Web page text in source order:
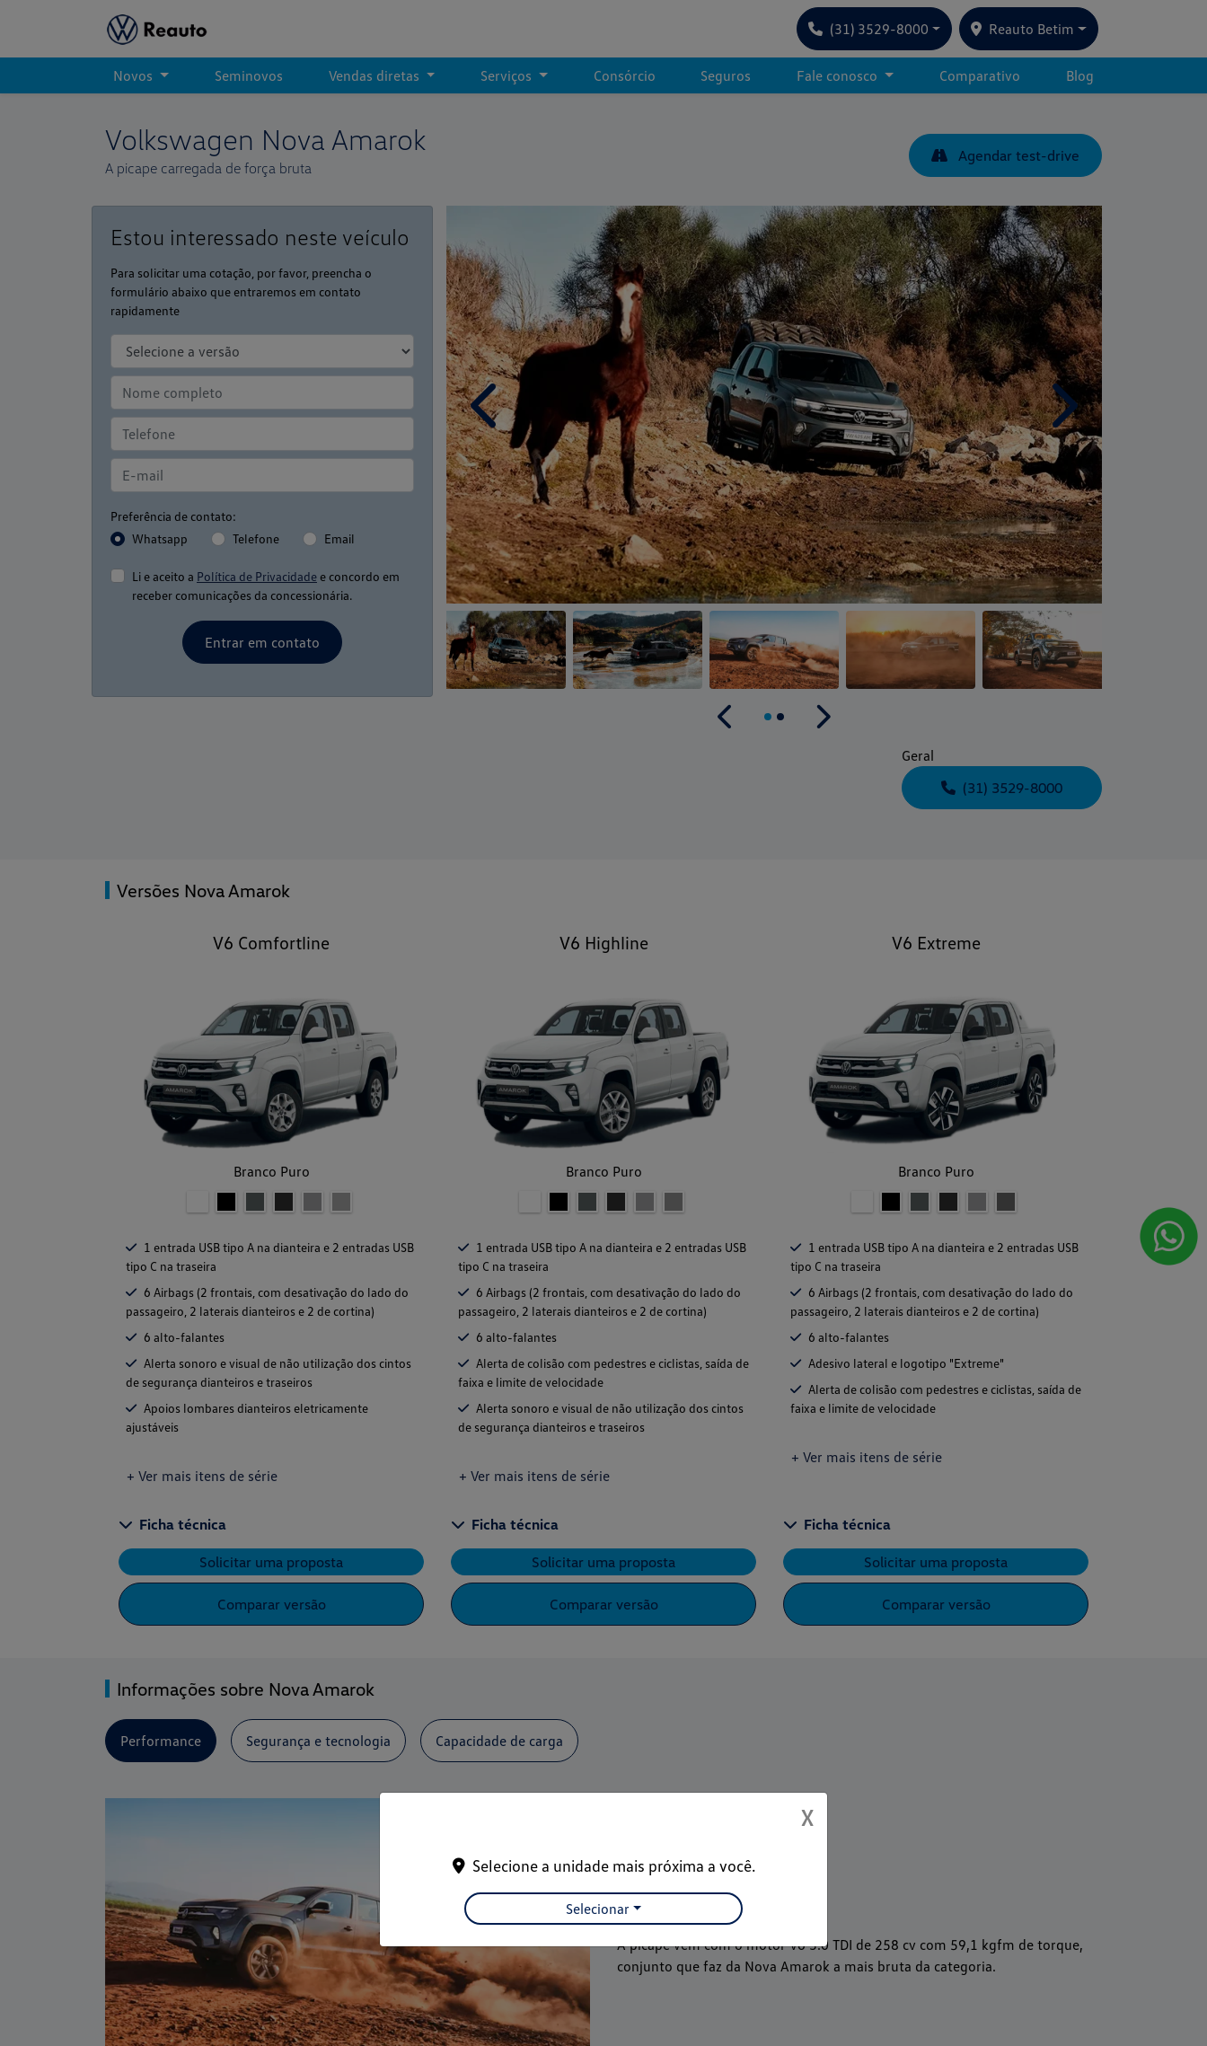
(31) 3529-8000 Reauto Betim
Novos Seminovos Vendas diretas Serviços Consórcio Seguros Fale conosco Comparativo Blog
Volkswagen Nova Amarok
A picape carregada de força bruta
Agendar test-drive
Estou interessado neste veículo
Para solicitar uma cotação, por favor, preencha o
formulário abaixo que entraremos em contato
rapidamente
Preferência de contato:
Whatsapp
Telefone Email
Li e aceito a Política de Privacidade e concordo em
receber comunicações da concessionária.
Entrar em contato
Anterior Próximo
Anterior
Próximo
Geral
(31) 3529-8000
Versões Nova Amarok
V6 Comfortline
Branco Puro
1 entrada USB tipo A na dianteira e 2 entradas USB
tipo C na traseira
6 Airbags (2 frontais, com desativação do lado do
passageiro, 2 laterais dianteiros e 2 de cortina)
6 alto-falantes
Alerta sonoro e visual de não utilização dos cintos
de segurança dianteiros e traseiros
Apoios lombares dianteiros eletricamente
ajustáveis
+ Ver mais itens de série
Ficha técnica
Solicitar uma proposta
Comparar versão
V6 Highline
Branco Puro
1 entrada USB tipo A na dianteira e 2 entradas USB
tipo C na traseira
6 Airbags (2 frontais, com desativação do lado do
passageiro, 2 laterais dianteiros e 2 de cortina)
6 alto-falantes
Alerta de colisão com pedestres e ciclistas, saída de
faixa e limite de velocidade
Alerta sonoro e visual de não utilização dos cintos
de segurança dianteiros e traseiros
+ Ver mais itens de série
Ficha técnica
Solicitar uma proposta
Comparar versão
V6 Extreme
Branco Puro
1 entrada USB tipo A na dianteira e 2 entradas USB
tipo C na traseira
6 Airbags (2 frontais, com desativação do lado do
passageiro, 2 laterais dianteiros e 2 de cortina)
6 alto-falantes
Adesivo lateral e logotipo "Extreme"
Alerta de colisão com pedestres e ciclistas, saída de
faixa e limite de velocidade
+ Ver mais itens de série
Ficha técnica
Solicitar uma proposta
Comparar versão
Informações sobre Nova Amarok
Performance Segurança e tecnologia Capacidade de carga
Motor
A picape vem com o motor V6 3.0 TDI de 258 cv com 59,1 kgfm de torque,
conjunto que faz da Nova Amarok a mais bruta da categoria.
X
Selecione a unidade mais próxima a você.
Selecionar